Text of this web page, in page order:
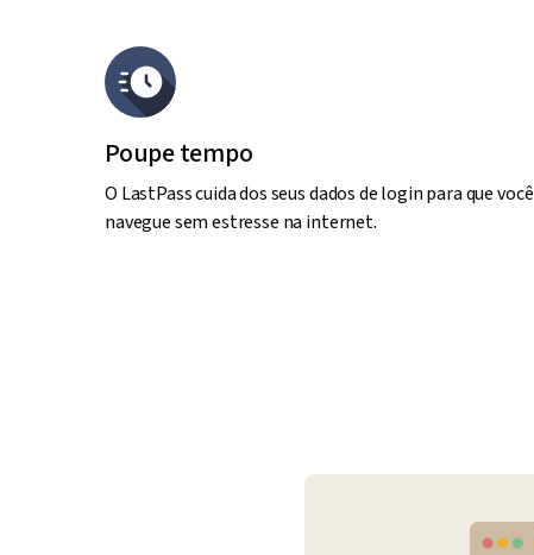
Poupe tempo
O LastPass cuida dos seus dados de login para que você
navegue sem estresse na internet.